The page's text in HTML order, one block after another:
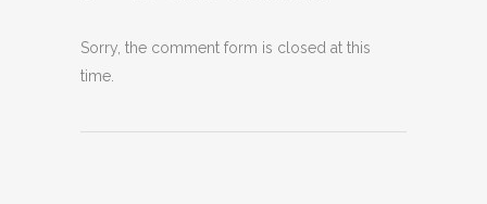
Sorry, the comment form is closed at this
time.